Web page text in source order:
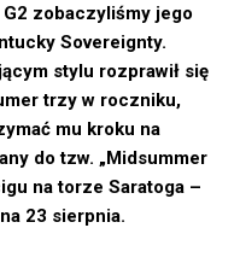
zobaczyliśmy jego
Sovereignty.
stylu rozprawił się
trzy w roczniku,
mu kroku na
do tzw. „Midsummer
na torze Saratoga –
23 sierpnia.